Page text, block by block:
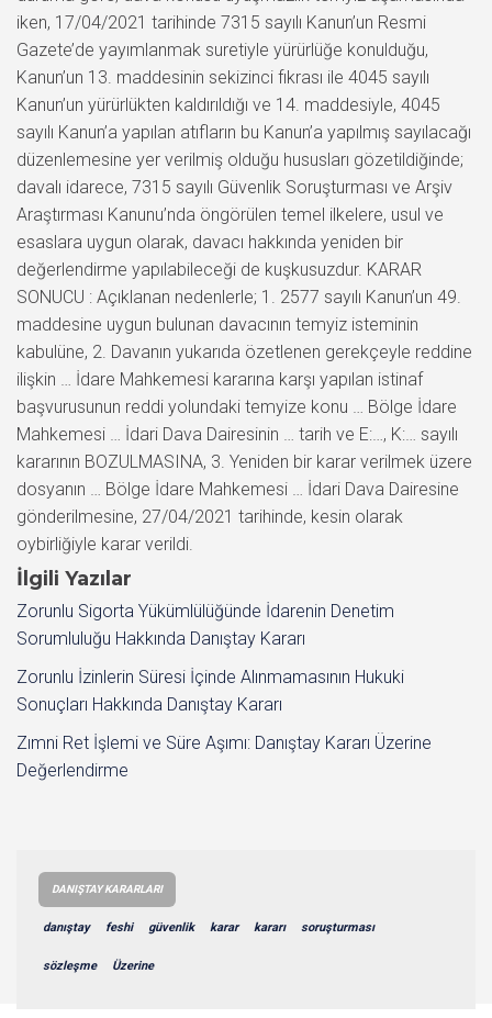
İlgili Yazılar
Zorunlu Sigorta Yükümlülüğünde İdarenin Denetim
Sorumluluğu Hakkında Danıştay Kararı
Zorunlu İzinlerin Süresi İçinde Alınmamasının Hukuki
Sonuçları Hakkında Danıştay Kararı
Zımni Ret İşlemi ve Süre Aşımı: Danıştay Kararı Üzerine
Değerlendirme
DANIŞTAY KARARLARI
danıştay feshi güvenlik karar kararı soruşturması
sözleşme Üzerine